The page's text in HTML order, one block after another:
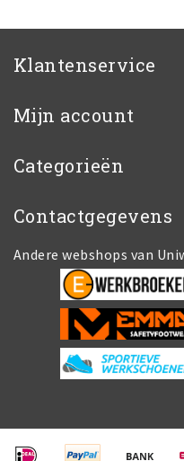
Klantenservice
Mijn account
Categorieën
Contactgegevens
Andere webshops van